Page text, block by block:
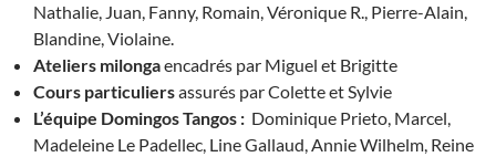
Nathalie, Juan, Fanny, Romain, Véronique R., Pierre-Alain,
Blandine, Violaine.
Ateliers milongaencadrés par Miguel et Brigitte
Cours particuliersassurés par Colette et Sylvie
L’équipe Domingos Tangos : Dominique Prieto, Marcel,
Madeleine Le Padellec, Line Gallaud, Annie Wilhelm, Reine